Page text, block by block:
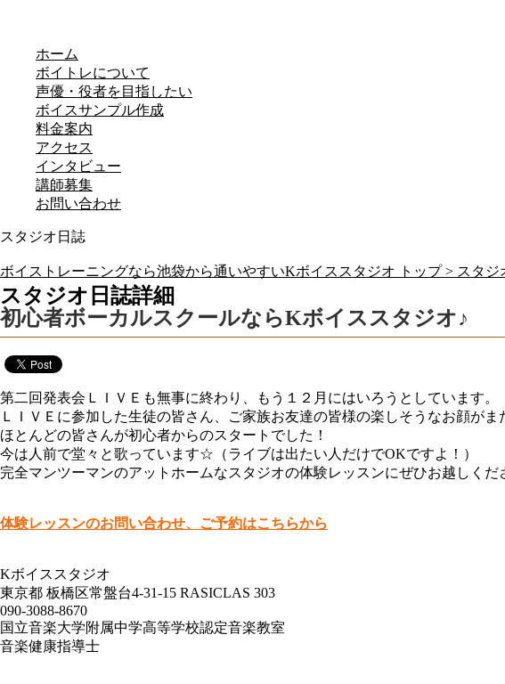
ホーム
ボイトレについて
声優・役者を目指したい
ボイスサンプル作成
料金案内
アクセス
インタビュー
講師募集
お問い合わせ
スタジオ日誌
ボイストレーニングなら池袋から通いやすいKボイススタジオ トップ > スタジ
スタジオ日誌詳細
初心者ボーカルスクールならKボイススタジオ♪
第二回発表会ＬＩＶＥも無事に終わり、もう１２月にはいろうとしています。
ＬＩＶＥに参加した生徒の皆さん、ご家族お友達の皆様の楽しそうなお顔がま
ほとんどの皆さんが初心者からのスタートでした！
今は人前で堂々と歌っています☆（ライブは出たい人だけでOKですよ！）
完全マンツーマンのアットホームなスタジオの体験レッスンにぜひお越しく
体験レッスンのお問い合わせ、ご予約はこちらから
Kボイススタジオ
東京都 板橋区常盤台4-31-15 RASICLAS 303
090-3088-8670
国立音楽大学附属中学高等学校認定音楽教室
音楽健康指導士